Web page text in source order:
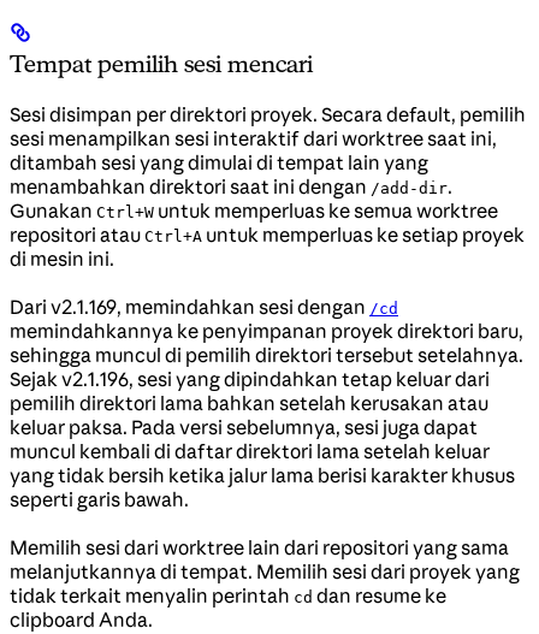
Tempat pemilih sesi mencari
Sesi disimpan per direktori proyek. Secara default, pemilih
sesi menampilkan sesi interaktif dari worktree saat ini,
ditambah sesi yang dimulai di tempat lain yang
menambahkan direktori saat ini dengan /add-dir.
Gunakan Ctrl+W untuk memperluas ke semua worktree
repositori atau Ctrl+A untuk memperluas ke setiap proyek
di mesin ini.
Dari v2.1.169, memindahkan sesi dengan /cd
memindahkannya ke penyimpanan proyek direktori baru,
sehingga muncul di pemilih direktori tersebut setelahnya.
Sejak v2.1.196, sesi yang dipindahkan tetap keluar dari
pemilih direktori lama bahkan setelah kerusakan atau
keluar paksa. Pada versi sebelumnya, sesi juga dapat
muncul kembali di daftar direktori lama setelah keluar
yang tidak bersih ketika jalur lama berisi karakter khusus
seperti garis bawah.
Memilih sesi dari worktree lain dari repositori yang sama
melanjutkannya di tempat. Memilih sesi dari proyek yang
tidak terkait menyalin perintah cd dan resume ke
clipboard Anda.